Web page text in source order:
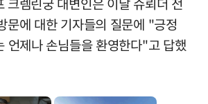
문에 대한 기자들의 질문에 "긍정
언제나 손님들을 환영한다"고 답했